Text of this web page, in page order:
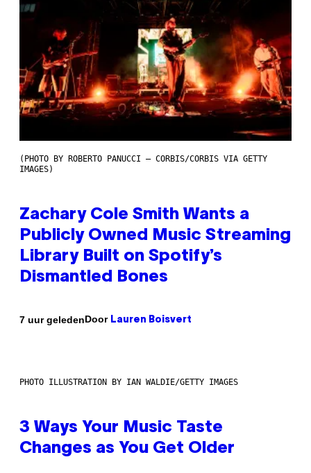
(PHOTO BY ROBERTO PANUCCI – CORBIS/CORBIS VIA GETTY
IMAGES)
Zachary Cole Smith Wants a
Publicly Owned Music Streaming
Library Built on Spotify’s
Dismantled Bones
7 uur geledenDoor Lauren Boisvert
PHOTO ILLUSTRATION BY IAN WALDIE/GETTY IMAGES
3 Ways Your Music Taste
Changes as You Get Older